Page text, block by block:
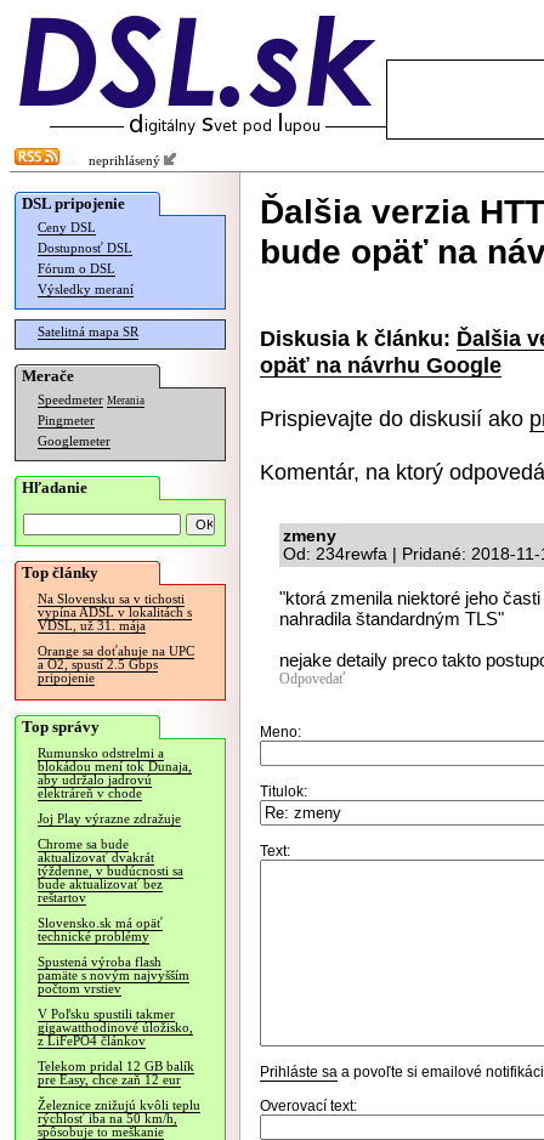
neprihlásený
DSL pripojenie
Ceny DSL
Dostupnosť DSL
Fórum o DSL
Výsledky meraní
Satelitná mapa SR
Merače
Speedmeter Merania
Pingmeter
Googlemeter
Hľadanie
Top články
Na Slovensku sa v tichosti
vypína ADSL v lokalitách s
VDSL, už 31. mája
Orange sa doťahuje na UPC
a O2, spustí 2.5 Gbps
pripojenie
Top správy
Rumunsko odstrelmi a
blokádou mení tok Dunaja,
aby udržalo jadrovú
elektráreň v chode
Joj Play výrazne zdražuje
Chrome sa bude
aktualizovať dvakrát
týždenne, v budúcnosti sa
bude aktualizovať bez
reštartov
Slovensko.sk má opäť
technické problémy
Spustená výroba flash
pamäte s novým najvyšším
počtom vrstiev
V Poľsku spustili takmer
gigawatthodinové úložisko,
z LiFePO4 článkov
Telekom pridal 12 GB balík
pre Easy, chce zaň 12 eur
Železnice znižujú kvôli teplu
rýchlosť iba na 50 km/h,
spôsobuje to meškanie
Ďalšia verzia
bude opäť na
Diskusia k článku: Ďalšia
opäť na návrhu Google
Prispievajte do diskusií ako
Komentár, na ktorý
zmeny
Od: 234rewfa | Pridané: 2018-
"ktorá zmenila niektoré jeho
nahradila štandardným TLS"
nejake detaily preco takto
Odpovedať
Meno:
Titulok:
Text:
Prihláste sa a povoľte si emailové
Overovací text: